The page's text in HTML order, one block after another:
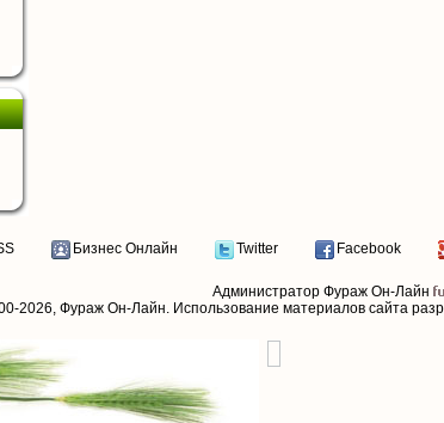
Бизнес Онлайн Twitter Facebook
Администратор Фураж Он-Лайн
2026, Фураж Он-Лайн. Использование материалов сайта